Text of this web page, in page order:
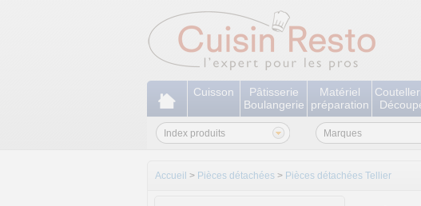
Cuisson
Pâtisserie
Boulangerie
Matériel
préparation
Marques
Index produits
Accueil > Pièces détachées > Pièces détachées Tellier